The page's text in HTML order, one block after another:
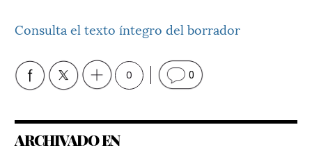
Consulta el texto íntegro del borrador
0 0
ARCHIVADO EN